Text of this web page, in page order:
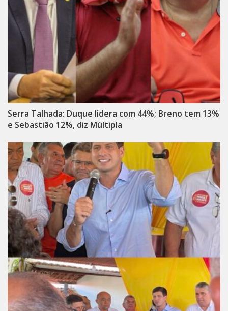
Serra Talhada: Duque lidera com 44%; Breno tem 13%
e Sebastião 12%, diz Múltipla